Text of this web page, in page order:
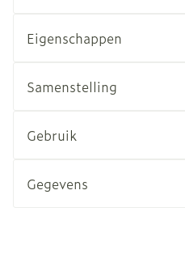
Eigenschappen
Samenstelling
Gebruik
Gegevens